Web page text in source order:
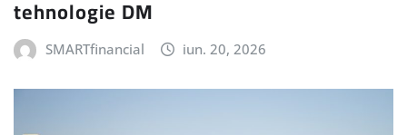
tehnologie DM
SMARTfinancial iun. 20, 2026